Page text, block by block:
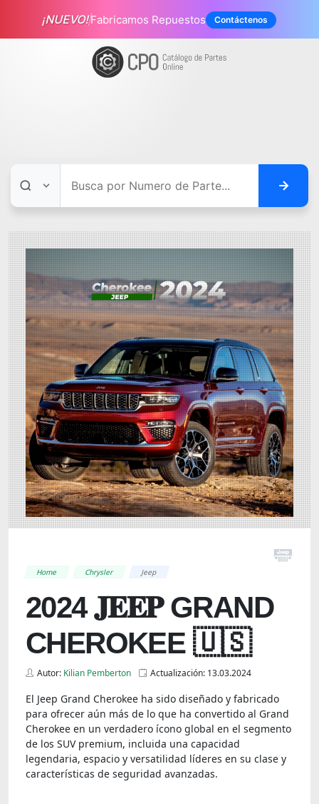
¡NUEVO!Fabricamos Repuestos Contáctenos
Home Chrysler Jeep
2024 𝐉𝐄𝐄𝐏 GRAND
CHEROKEE 🇺🇸
Autor: Kilian Pemberton Actualización: 13.03.2024
El Jeep Grand Cherokee ha sido diseñado y fabricado
para ofrecer aún más de lo que ha convertido al Grand
Cherokee en un verdadero ícono global en el segmento
de los SUV premium, incluida una capacidad
legendaria, espacio y versatilidad líderes en su clase y
características de seguridad avanzadas.